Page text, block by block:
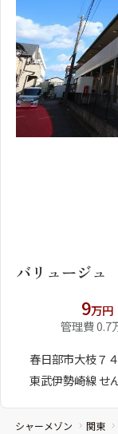
バリュージ
9万円
管理費 0.7
春日部市大枝７
東武伊勢崎線 せ
シャーメゾン 関東